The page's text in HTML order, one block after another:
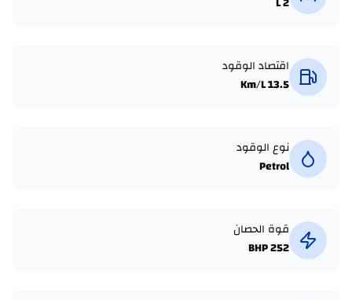
اقتصاد الوقود
13.5 Km/L
نوع الوقود
Petrol
قوة الحصان
252 BHP